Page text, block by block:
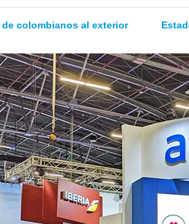
colombianos al exterior